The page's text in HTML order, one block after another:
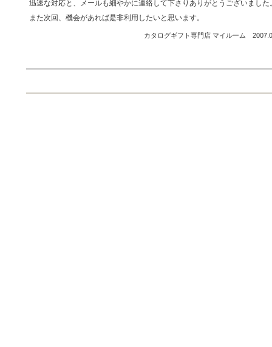
迅速な対応と、メールも細やかに連絡して下さりありがとうございました
また次回、機会があれば是非利用したいと思います。
カタログギフト専門店 マイルーム